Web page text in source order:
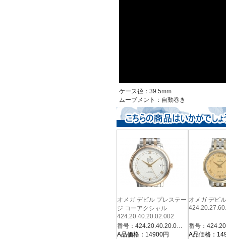
ケース径：39.5mm
ムーブメント：自動巻き
オメガ デビル プレステー
ジ コーアクシャル
424.20.40.20.02.002
番号：424.20.40.20.02.002
A品価格：14900円
オメガ デビル
A品価格：